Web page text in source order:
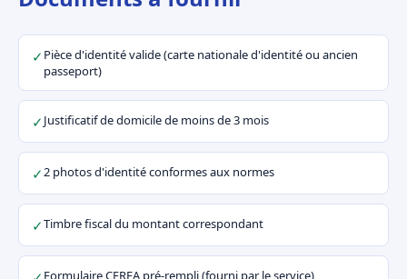
✓ Pièce d'identité valide (carte nationale d'identité ou ancien
passeport)
✓Justificatif de domicile de moins de 3 mois
✓2 photos d'identité conformes aux normes
✓Timbre fiscal du montant correspondant
Formulaire CERFA pré-rempli (fourni par le service)